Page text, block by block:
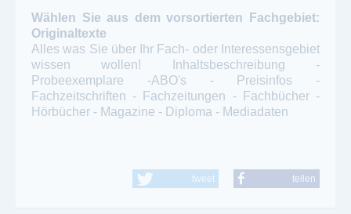
Wählen Sie aus dem vorsortierten Fachgebiet:
Originaltexte
Alles was Sie über Ihr Fach- oder Interessensgebiet
wissen wollen! Inhaltsbeschreibung -
Probeexemplare -ABO's - Preisinfos -
Fachzeitschriften - Fachzeitungen - Fachbücher -
Hörbücher - Magazine - Diploma - Mediadaten
tweet teilen